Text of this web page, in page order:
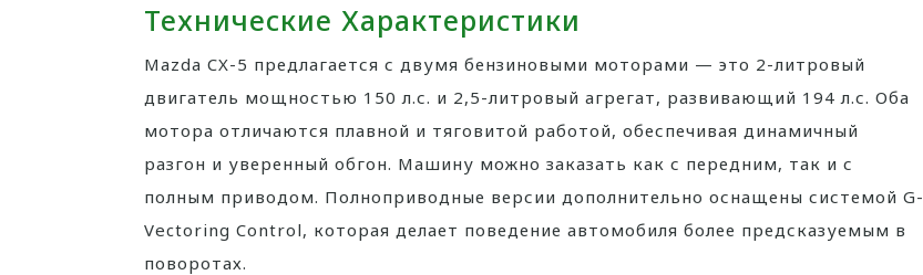
Технические Характеристики
Mazda CX-5 предлагается с двумя бензиновыми моторами — это 2-литровый
двигатель мощностью 150 л.с. и 2,5-литровый агрегат, развивающий 194 л.с. Оба
мотора отличаются плавной и тяговитой работой, обеспечивая динамичный
разгон и уверенный обгон. Машину можно заказать как с передним, так и с
полным приводом. Полноприводные версии дополнительно оснащены системой G-
Vectoring Control, которая делает поведение автомобиля более предсказуемым в
поворотах.